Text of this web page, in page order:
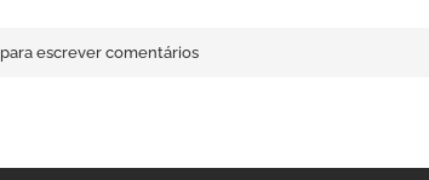
para escrever comentários